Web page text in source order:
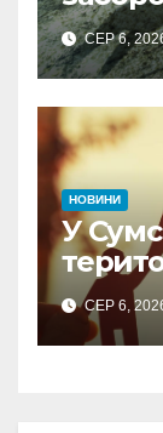
СЕР 6,
НОВИНИ
У
СЕР 6,